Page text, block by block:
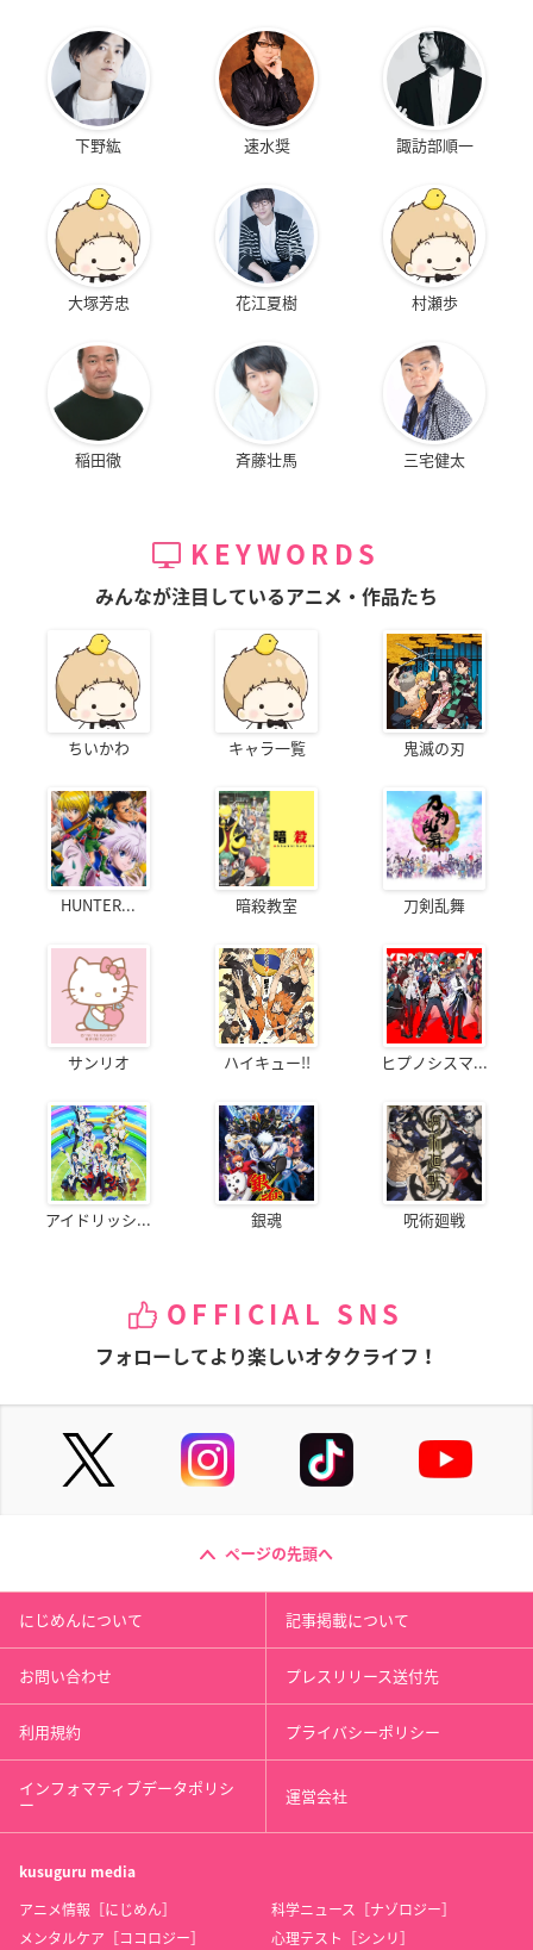
下野紘 速水奨 諏訪部順一
大塚芳忠 花江夏樹 村瀬歩
稲田徹 斉藤壮馬 三宅健太
KEYWORDS
みんなが注目しているアニメ・作品たち
ちいかわ キャラ一覧 鬼滅の刃
HUNTER... 暗殺教室 刀剣乱舞
サンリオ ハイキュー!! ヒプノシスマ...
アイドリッシ... 銀魂 呪術廻戦
OFFICIAL SNS
フォローしてより楽しいオタクライフ！
ページの先頭へ
にじめんについて 記事掲載について
お問い合わせ プレスリリース送付先
利用規約 プライバシーポリシー
インフォマティブデータポリシ
ー 運営会社
kusuguru media
アニメ情報［にじめん］
科学ニュース［ナゾロジー］
メンタルケア［ココロジー］
心理テスト［シンリ］